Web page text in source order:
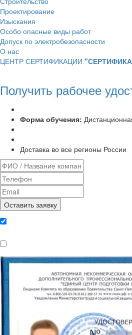
Проектирование
Изыскания
Особо опасные виды работ
Допуск по электробезопасности
О нас
ЦЕНТР СЕРТИФИКАЦИИ
Получить рабочее
Форма обучения:
Доставка во все регионы России